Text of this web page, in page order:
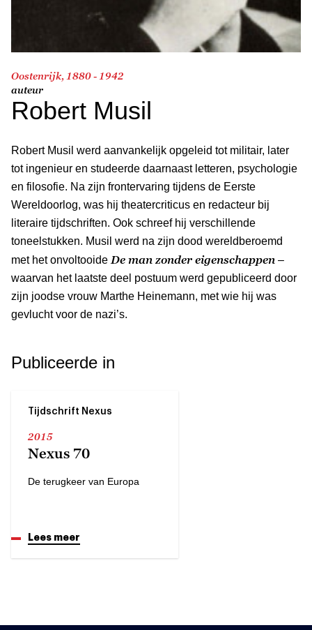
Oostenrijk, 1880 - 1942
auteur
Robert Musil
Robert Musil werd aanvankelijk opgeleid tot militair, later
tot ingenieur en studeerde daarnaast letteren, psychologie
en filosofie. Na zijn frontervaring tijdens de Eerste
Wereldoorlog, was hij theatercriticus en redacteur bij
literaire tijdschriften. Ook schreef hij verschillende
toneelstukken. Musil werd na zijn dood wereldberoemd
met het onvoltooide De man zonder eigenschappen –
waarvan het laatste deel postuum werd gepubliceerd door
zijn joodse vrouw Marthe Heinemann, met wie hij was
gevlucht voor de nazi’s.
Publiceerde in
Tijdschrift Nexus
2015
Nexus 70
De terugkeer van Europa
Lees meer